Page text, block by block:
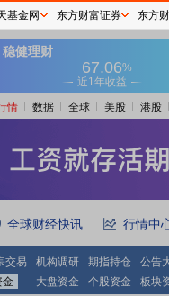
情 数据 全球 美股 港股
全球财经快讯 行情中
交易 机构调研 期指持仓
公告
金 大盘资金 个股资金 板块
基金网 东方财富证券 东方